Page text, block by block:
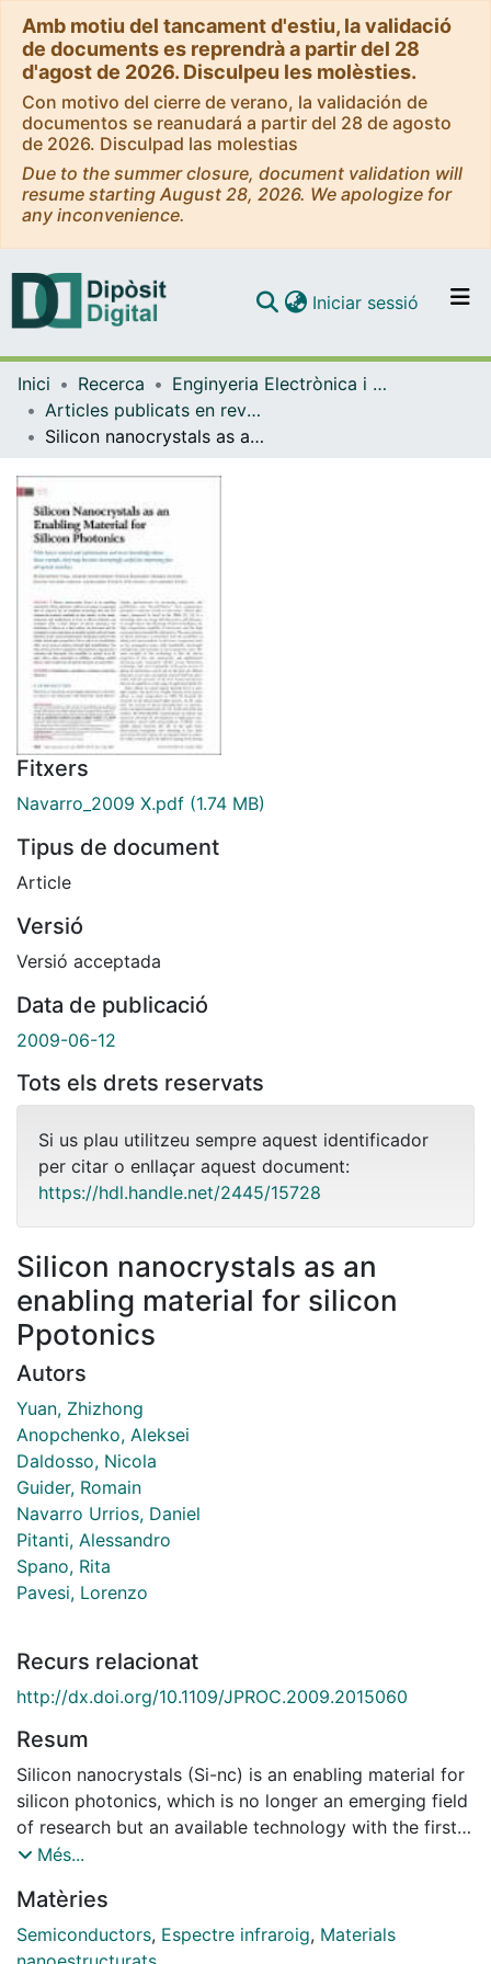
Amb motiu del tancament d'estiu, la validació
de documents es reprendrà a partir del 28
d'agost de 2026. Disculpeu les molèsties.
Con motivo del cierre de verano, la validación de
documentos se reanudará a partir del 28 de agosto
de 2026. Disculpad las molestias
Due to the summer closure, document validation will
resume starting August 28, 2026. We apologize for
any inconvenience.
Navega per tot el DD
Iniciar sessió (current)
Inici Recerca
Enginyeria Electrònica i Biomèdica
Articles publicats en revistes (Enginyeria Electrònica i Biomèdica)
Silicon nanocrystals as an enabling material for silicon Ppotonics
Fitxers
Navarro_2009 X.pdf (1.74 MB)
Tipus de document
Article
Versió
Versió acceptada
Data de publicació
2009-06-12
Tots els drets reservats
Si us plau utilitzeu sempre aquest identificador
per citar o enllaçar aquest document:
https://hdl.handle.net/2445/15728
Silicon nanocrystals as an
enabling material for silicon
Ppotonics
Autors
Yuan, Zhizhong
Anopchenko, Aleksei
Daldosso, Nicola
Guider, Romain
Navarro Urrios, Daniel
Pitanti, Alessandro
Spano, Rita
Pavesi, Lorenzo
Recurs relacionat
http://dx.doi.org/10.1109/JPROC.2009.2015060
Resum
Silicon nanocrystals (Si-nc) is an enabling material for
silicon photonics, which is no longer an emerging field
of research but an available technology with the first
commercial products available on the market. In this
photonics are reviewed. After a brief history of silicon
photonics, the limitations of silicon as a light emitter
are discussed and the strategies to overcome them
Més...
Matèries
Semiconductors, Espectre infraroig, Materials